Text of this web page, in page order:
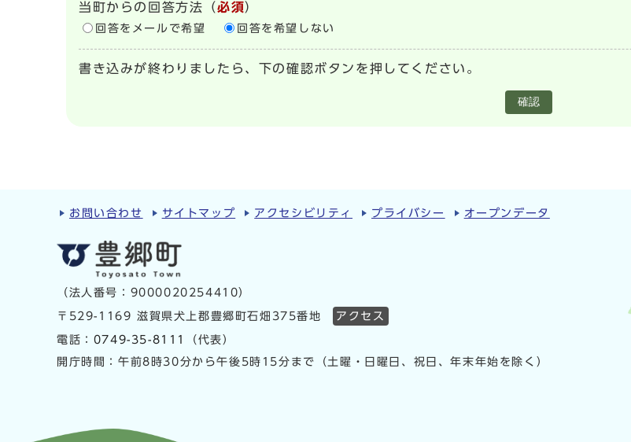
当町からの回答方法 （必須）
回答をメールで希望 回答を希望しない
書き込みが終わりましたら、下の確認ボタンを押してください。
確認
お問い合わせ サイトマップ アクセシビリティ プライバシー オープンデータ
（法人番号：9000020254410）
〒529-1169 滋賀県犬上郡豊郷町石畑375番地 アクセス
電話： 0749-35-8111
（代表）
開庁時間：午前8時30分から午後5時15分まで（土曜・日曜日、祝日、年末年始を除く）